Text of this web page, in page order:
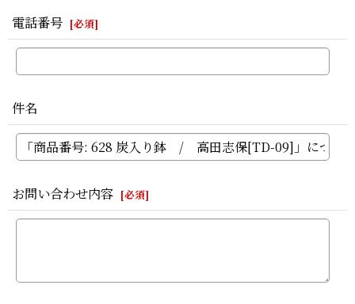
電話番号 [必須]
件名
お問い合わせ内容 [必須]